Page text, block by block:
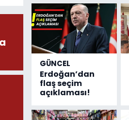
GÜNCEL
Erdoğan’dan
flaş seçim
açıklaması!